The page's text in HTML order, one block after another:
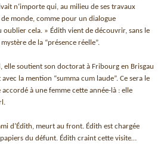
n‘importe qui, au milieu de ses travaux
de monde, comme pour un dialogue
oublier cela. » Édith vient de découvrir, sans le
de la “présence réelle”.
elle soutient son doctorat à Fribourg en Brisgau
la mention “summa cum laude”. Ce sera le
à une femme cette année-là : elle
d’Édith, meurt au front. Édith est chargée
papiers du défunt. Édith craint cette visite…